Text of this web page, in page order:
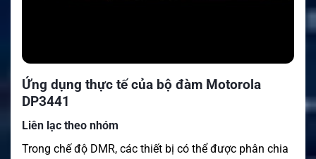
Ứng dụng thực tế của bộ đàm Motorola
DP3441
Liên lạc theo nhóm
Trong chế độ DMR, các thiết bị có thể được phân chia